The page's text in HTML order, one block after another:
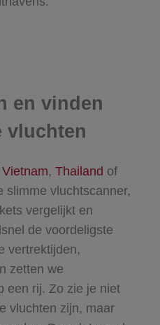
en vinden
vluchten
Vietnam, Thailand of
slimme vluchtscanner,
vergelijkt en
de voordeligste
vertrektijden,
zetten we
een rij. Zo zie je niet
vluchten zijn, maar